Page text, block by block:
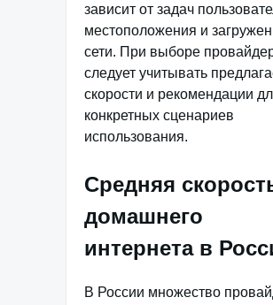
зависит от задач
местоположения и
сети. При выборе
следует учитывать
скорости и рекомендации
конкретных сценариев
использования.
Средняя
домашнего
интернета в
В России множество